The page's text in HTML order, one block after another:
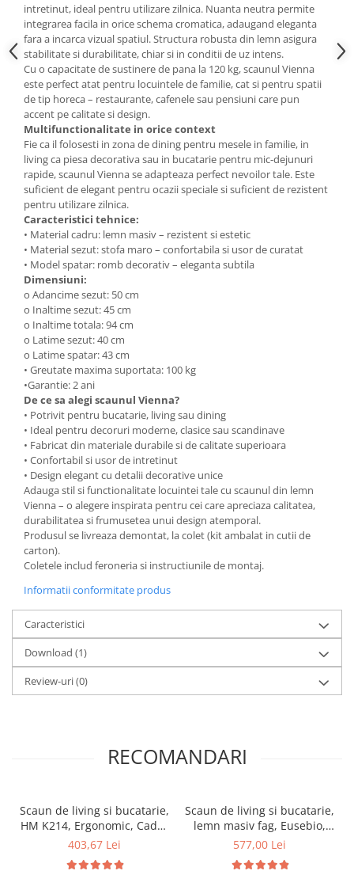
intretinut, ideal pentru utilizare zilnica. Nuanta neutra permite
integrarea facila in orice schema cromatica, adaugand eleganta
fara a incarca vizual spatiul. Structura robusta din lemn asigura
stabilitate si durabilitate, chiar si in conditii de uz intens.
Cu o capacitate de sustinere de pana la 120 kg, scaunul Vienna
este perfect atat pentru locuintele de familie, cat si pentru spatii
de tip horeca – restaurante, cafenele sau pensiuni care pun
accent pe calitate si design.
Multifunctionalitate in orice context
Fie ca il folosesti in zona de dining pentru mesele in familie, in
living ca piesa decorativa sau in bucatarie pentru mic-dejunuri
rapide, scaunul Vienna se adapteaza perfect nevoilor tale. Este
suficient de elegant pentru ocazii speciale si suficient de rezistent
pentru utilizare zilnica.
Caracteristici tehnice:
• Material cadru: lemn masiv – rezistent si estetic
• Material sezut: stofa maro – confortabila si usor de curatat
• Model spatar: romb decorativ – eleganta subtila
Dimensiuni:
o Adancime sezut: 50 cm
o Inaltime sezut: 45 cm
o Inaltime totala: 94 cm
o Latime sezut: 40 cm
o Latime spatar: 43 cm
• Greutate maxima suportata: 100 kg
•Garantie: 2 ani
De ce sa alegi scaunul Vienna?
• Potrivit pentru bucatarie, living sau dining
• Ideal pentru decoruri moderne, clasice sau scandinave
• Fabricat din materiale durabile si de calitate superioara
• Confortabil si usor de intretinut
• Design elegant cu detalii decorative unice
Adauga stil si functionalitate locuintei tale cu scaunul din lemn
Vienna – o alegere inspirata pentru cei care apreciaza calitatea,
durabilitatea si frumusetea unui design atemporal.
Produsul se livreaza demontat, la colet (kit ambalat in cutii de
carton).
Coletele includ feroneria si instructiunile de montaj.
Informatii conformitate produs
Caracteristici
Download (1)
Review-uri(0)
RECOMANDARI
Scaun de living si bucatarie,
HM K214, Ergonomic, Cadru
Metalic, Piele ecologica, 100
403,67 Lei
Scaun de living si bucatarie,
lemn masiv fag, Eusebio,
tapitat cu piele ecologica,
Wenge
577,00 Lei